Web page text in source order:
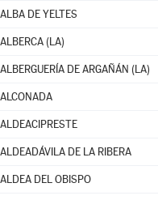
ALBA DE YELTES
ALBERCA (LA)
ALBERGUERÍA DE ARGAÑÁN (LA)
ALCONADA
ALDEACIPRESTE
ALDEADÁVILA DE LA RIBERA
ALDEA DEL OBISPO